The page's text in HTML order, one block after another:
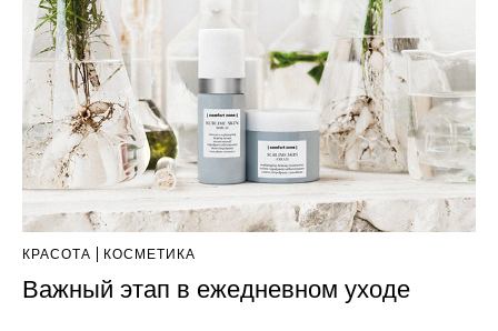
КРАСОТА КОСМЕТИКА
Важный этап в ежедневном уходе